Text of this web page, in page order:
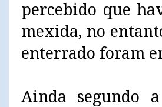
percebido que
mexida, no
enterrado foram
Ainda segundo